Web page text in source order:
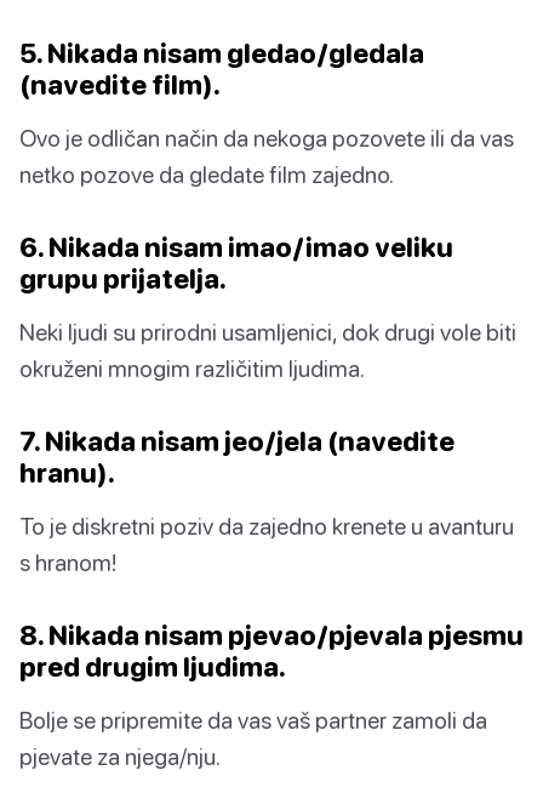
5. Nikada nisam gledao/gledala
(navedite film).
Ovo je odličan način da nekoga pozovete ili da vas
netko pozove da gledate film zajedno.
6. Nikada nisam imao/imao veliku
grupu prijatelja.
Neki ljudi su prirodni usamljenici, dok drugi vole biti
okruženi mnogim različitim ljudima.
7. Nikada nisam jeo/jela (navedite
hranu).
To je diskretni poziv da zajedno krenete u avanturu
s hranom!
8. Nikada nisam pjevao/pjevala pjesmu
pred drugim ljudima.
Bolje se pripremite da vas vaš partner zamoli da
pjevate za njega/nju.